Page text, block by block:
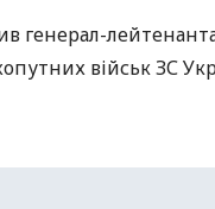
генерал-
військ ЗС